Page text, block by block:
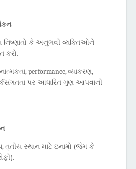
નિષ્ણાતો કે અનુભવી વ્યક્તિઓને
કરો.
, performance,વ્યાકરણ,
પર આધારિત ગુણ આપવાની
,તૃતીય સ્થાન માટે ઇનામો (જેમ કે